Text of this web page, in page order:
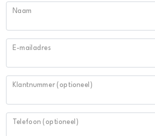
Naam
E-mailadres
Klantnummer (optioneel)
Telefoon (optioneel)